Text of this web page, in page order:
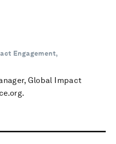
Engagement,
Global Impact